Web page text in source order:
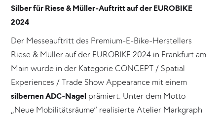
Silber für Riese & Müller-Auftritt auf der EUROBIKE
2024
Der Messeauftritt des Premium-E-Bike-Herstellers
Riese & Müller auf der EUROBIKE 2024 in Frankfurt am
Main wurde in der Kategorie CONCEPT / Spatial
Experiences / Trade Show Appearance mit einem
silbernen ADC-Nagel prämiert. Unter dem Motto
„Neue Mobilitätsräume“ realisierte Atelier Markgraph